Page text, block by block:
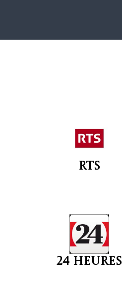
RTS
24 heures